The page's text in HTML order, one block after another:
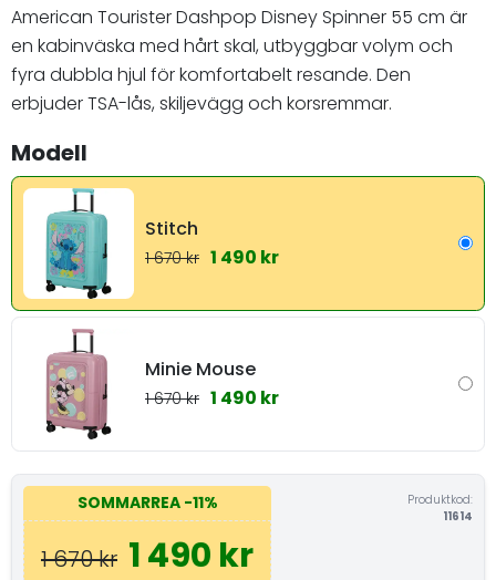
American Tourister Dashpop Disney Spinner 55 cm är
en kabinväska med hårt skal, utbyggbar volym och
fyra dubbla hjul för komfortabelt resande. Den
erbjuder TSA-lås, skiljevägg och korsremmar.
Modell
Stitch
1 670 kr 1 490 kr
Minie Mouse
1 670 kr 1 490 kr
SOMMARREA -11%
1 670 kr 1 490 kr
Produktkod:
11614